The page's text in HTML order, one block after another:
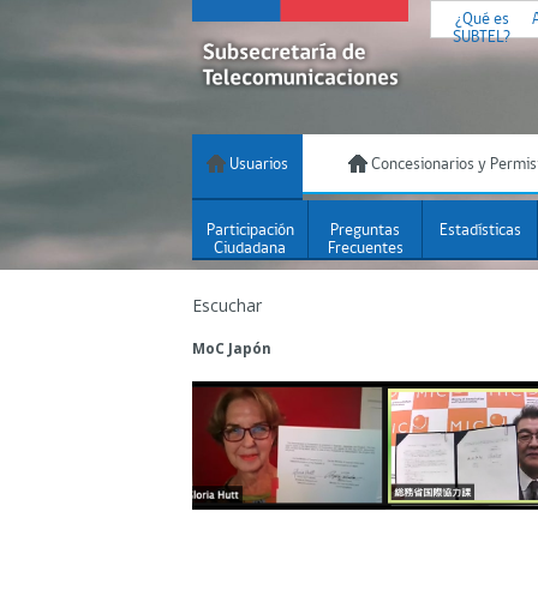
¿Qué es
SUBTEL?
Usuarios Concesionarios y
Participación
Ciudadana
Preguntas
Frecuentes
Estadísticas
Escuchar
MoC Japón